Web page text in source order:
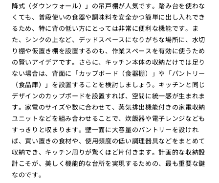
降式（ダウンウォール）」の吊戸棚が人気です。踏み台を使わな
くても、普段使いの食器や調味料を安全かつ簡単に出し入れでき
るため、特に背の低い方にとっては非常に便利な機能です。ま
た、シンクの上など、デッドスペースになりがちな場所に、水切
り棚や仮置き棚を設置するのも、作業スペースを有効に使うため
の賢いアイデアです。さらに、キッチン本体の収納だけでは足り
ない場合は、背面に「カップボード（食器棚）」や「パントリー
（食品庫）」を設置することを検討しましょう。キッチンと同じ
デザインのカップボードを設置すれば、空間に統一感が生まれま
す。家電のサイズや数に合わせて、蒸気排出機能付きの家電収納
ユニットなどを組み合わせることで、炊飯器や電子レンジなども
すっきりと収まります。壁一面に大容量のパントリーを設けれ
ば、買い置きの食材や、使用頻度の低い調理器具などをまとめて
収納でき、キッチン周りが驚くほど片付きます。計画的な収納設
計こそが、美しく機能的な台所を実現するための、最も重要な鍵
なのです。